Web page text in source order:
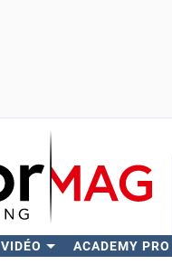
VIDÉO ACADEMY PRO